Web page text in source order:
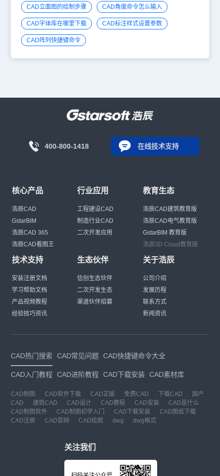
CAD立面图的绘制步骤 CAD角度命令怎么输入
CAD字体库在哪里下载 CAD标注样式设置参数
CAD阵列快捷键命令
400-800-1418 在线技术支持
核心产品
浩辰CAD
GstarBIM
浩辰CAD 365
浩辰CAD看图王
行业应用
工程建设CAD
制造行业CAD
二次开发应用
教育生态
浩辰CAD建筑教育版
浩辰CAD电气教育版
GstarBIM 教育版
浩辰3D Cloud教育版
技术支持
安装注册文档
学习帮助文档
产品视频教程
经验技巧资讯
生态伙伴
信创生态伙伴
二次开发生态
渠道伙伴招募
关于浩辰
公司介绍
发展历程
联系方式
新闻资讯
CAD热门搜索 CAD常见问题 CAD快捷键命令大全
CAD入门教程 CAD进阶教程 CAD下载安装 CAD素材库
CAD制图 CAD软件下载 CAD正版 免费CAD 下载CAD
国产
CAD
建筑CAD CAD设计 CAD教程 CAD安装
CAD是什么
CAD制图软件
CAD制图初学入门 CAD下载安装
CAD图纸下载
CAD注册
CAD官网 CAD绘图 dwg dwg格式
关注我们